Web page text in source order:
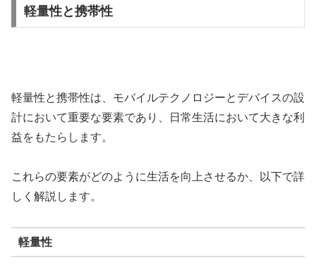
軽量性と携帯性
軽量性と携帯性は、モバイルテクノロジーとデバイスの設
計において重要な要素であり、日常生活において大きな利
益をもたらします。
これらの要素がどのように生活を向上させるか、以下で詳
しく解説します。
軽量性